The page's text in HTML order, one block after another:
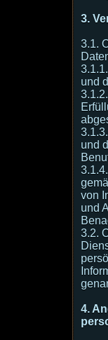
3.
3.1.
und
und
von
und
3.2.
4.